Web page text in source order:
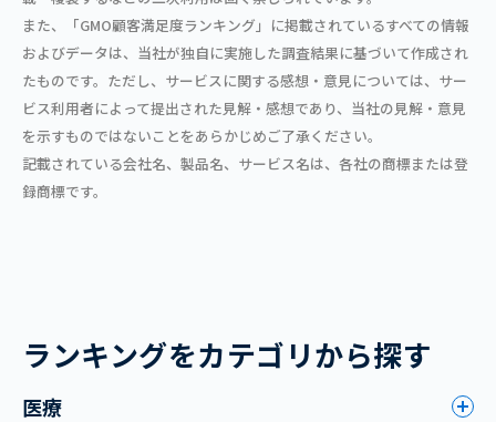
また、「GMO顧客満足度ランキング」に掲載されているすべての情報
およびデータは、当社が独自に実施した調査結果に基づいて作成され
たものです。ただし、サービスに関する感想・意見については、サー
ビス利用者によって提出された見解・感想であり、当社の見解・意見
を示すものではないことをあらかじめご了承ください。
記載されている会社名、製品名、サービス名は、各社の商標または登
録商標です。
ランキングをカテゴリから探す
医療